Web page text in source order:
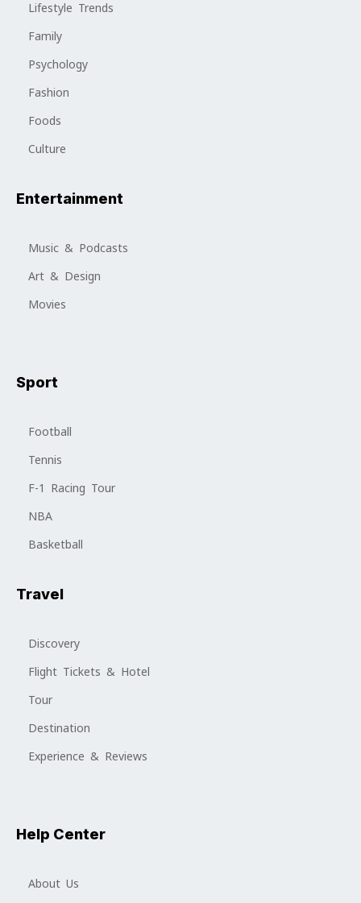
Lifestyle Trends
Family
Psychology
Fashion
Foods
Culture
Entertainment
Music & Podcasts
Art & Design
Movies
Sport
Football
Tennis
F-1 Racing Tour
NBA
Basketball
Travel
Discovery
Flight Tickets & Hotel
Tour
Destination
Experience & Reviews
Help Center
About Us